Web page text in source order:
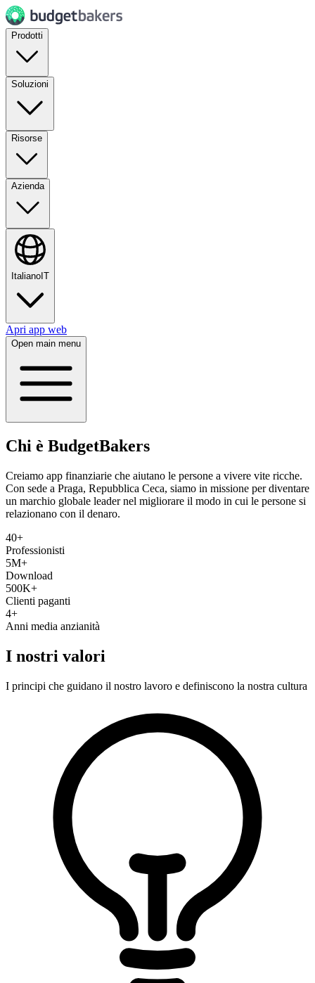
Prodotti
Soluzioni
Risorse
Azienda
Italiano IT
Apri app web
Open main menu
Chi è BudgetBakers
Creiamo app finanziarie che aiutano le persone a vivere vite ricche.
Con sede a Praga, Repubblica Ceca, siamo in missione per diventare
un marchio globale leader nel migliorare il modo in cui le persone si
relazionano con il denaro.
40+
Professionisti
5M+
Download
500K+
Clienti paganti
4+
Anni media anzianità
I nostri valori
I principi che guidano il nostro lavoro e definiscono la nostra cultura